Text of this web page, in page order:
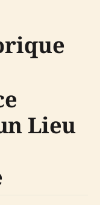
Lieu